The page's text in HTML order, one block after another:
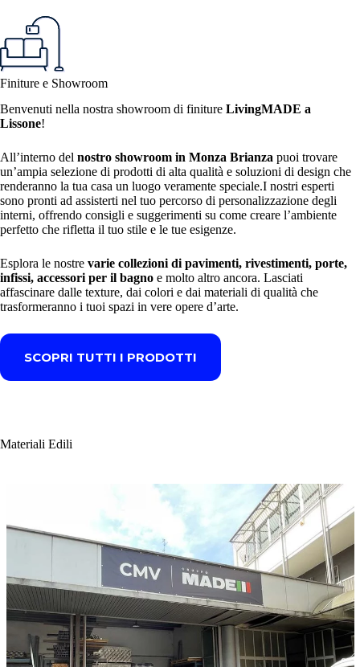
Finiture e Showroom
Benvenuti nella nostra showroom di finiture LivingMADE a
Lissone!
All’interno del nostro showroom in Monza Brianza puoi trovare
un’ampia selezione di prodotti di alta qualità e soluzioni di design che
renderanno la tua casa un luogo veramente speciale.I nostri esperti
sono pronti ad assisterti nel tuo percorso di personalizzazione degli
interni, offrendo consigli e suggerimenti su come creare l’ambiente
perfetto che rifletta il tuo stile e le tue esigenze.
Esplora le nostre varie collezioni di pavimenti, rivestimenti, porte,
infissi, accessori per il bagno e molto altro ancora. Lasciati
affascinare dalle texture, dai colori e dai materiali di qualità che
trasformeranno i tuoi spazi in vere opere d’arte.
SCOPRI TUTTI I PRODOTTI
Materiali Edili